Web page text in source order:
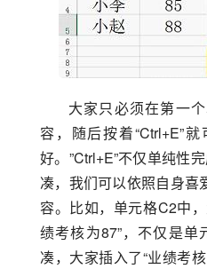
大家只必须在第一
容，随后按着“Ctrl+E”
好。”Ctrl+E”不仅单纯性
凑，我们可以依照自身喜
容。比如，单元格C2中
绩考核为87”，不仅是
凑，大家插入了“业绩考